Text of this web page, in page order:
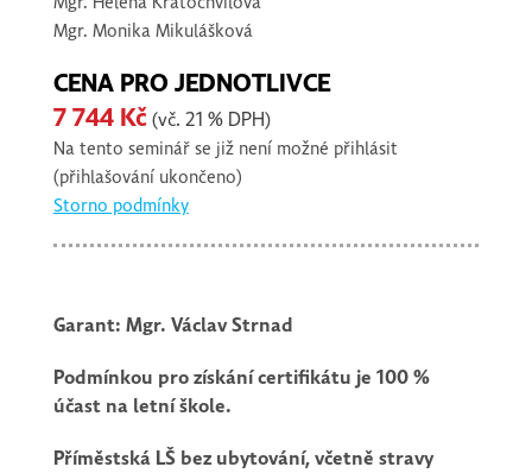
Mgr. Monika Mikulášková
CENA PRO JEDNOTLIVCE
7 744 Kč(vč. 21 % DPH)
Na tento seminář se již není možné přihlásit
(přihlašování ukončeno)
Storno podmínky
Garant: Mgr. Václav Strnad
Podmínkou pro získání certifikátu je 100 %
účast na letní škole.
Příměstská LŠ bez ubytování, včetně stravy